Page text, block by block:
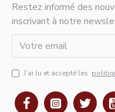
Restez informé des
inscrivant à notre
J’ai lu et accepté les